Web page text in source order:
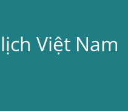
Việt Nam